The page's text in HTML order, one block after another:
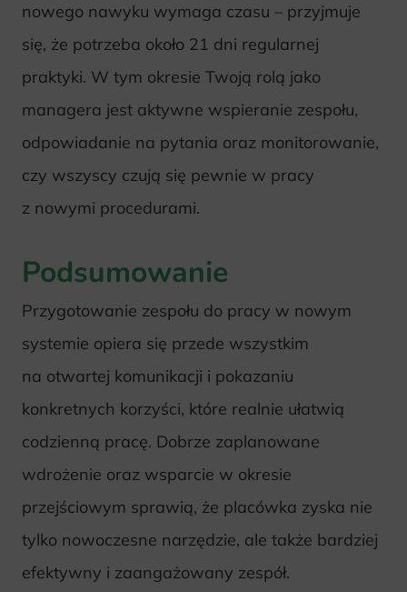
nowego nawyku wymaga czasu – przyjmuje
się, że potrzeba około 21 dni regularnej
praktyki. W tym okresie Twoją rolą jako
managera jest aktywne wspieranie zespołu,
odpowiadanie na pytania oraz monitorowanie,
czy wszyscy czują się pewnie w pracy
z nowymi procedurami.
Podsumowanie
Przygotowanie zespołu do pracy w nowym
systemie opiera się przede wszystkim
na otwartej komunikacji i pokazaniu
konkretnych korzyści, które realnie ułatwią
codzienną pracę. Dobrze zaplanowane
wdrożenie oraz wsparcie w okresie
przejściowym sprawią, że placówka zyska nie
tylko nowoczesne narzędzie, ale także bardziej
efektywny i zaangażowany zespół.